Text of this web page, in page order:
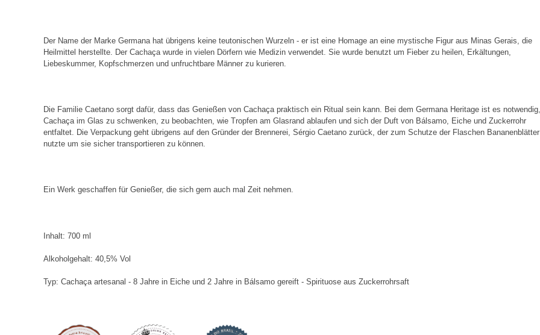
Der Name der Marke Germana hat übrigens keine teutonischen Wurzeln - er ist eine Homage an eine mystische Figur aus Minas Gerais, die
Heilmittel herstellte. Der Cachaça wurde in vielen Dörfern wie Medizin verwendet. Sie wurde benutzt um Fieber zu heilen, Erkältungen,
Liebeskummer, Kopfschmerzen und unfruchtbare Männer zu kurieren.
Die Familie Caetano sorgt dafür, dass das Genießen von Cachaça praktisch ein Ritual sein kann. Bei dem Germana Heritage ist es
Cachaça im Glas zu schwenken, zu beobachten, wie Tropfen am Glasrand ablaufen und sich der Duft von Bálsamo, Eiche und Zuckerrohr
entfaltet. Die Verpackung geht übrigens auf den Gründer der Brennerei, Sérgio Caetano zurück, der zum Schutze der Flaschen Bananenblätter
nutzte um sie sicher transportieren zu können.
Ein Werk geschaffen für Genießer, die sich gern auch mal Zeit nehmen.
Inhalt: 700 ml
Alkoholgehalt: 40,5% Vol
Typ: Cachaça artesanal - 8 Jahre in Eiche und 2 Jahre in Bálsamo gereift - Spirituose aus Zuckerrohrsaft